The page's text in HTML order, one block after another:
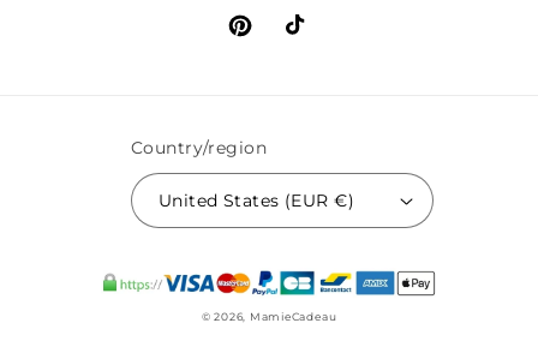
PinterestTikTok
Country/region
United States (EUR €)
© 2026, MamieCadeau